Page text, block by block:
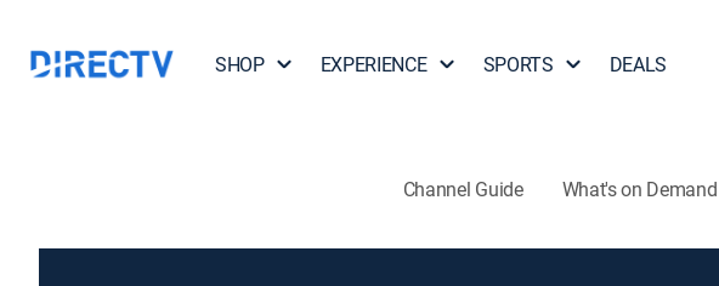
SHOP EXPERIENCE SPORTS DEALS
Channel Guide What's on Demand